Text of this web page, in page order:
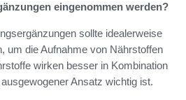
eingenommen werden?
sollte idealerweise
um die Aufnahme von Nährstoffen
wirken besser in Kombination
Ansatz wichtig ist.